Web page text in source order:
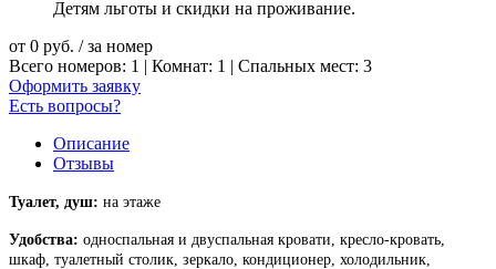
Детям льготы и скидки на проживание.
от 0 руб. / за номер
Всего номеров: 1 | Комнат: 1 | Спальных мест: 3
Оформить заявку
Есть вопросы?
Описание
Отзывы
Туалет, душ: на этаже
Удобства: односпальная и двуспальная кровати, кресло-кровать,
шкаф, туалетный столик, зеркало, кондиционер, холодильник,